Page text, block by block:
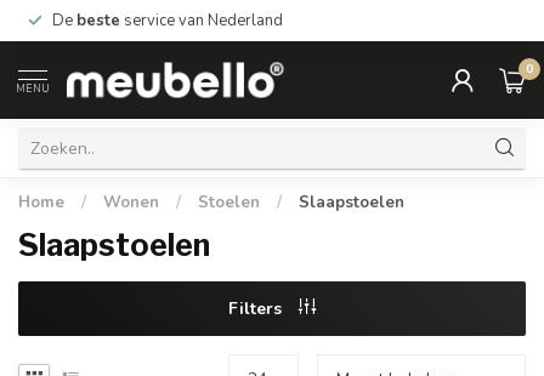
De beste service van Nederland
MENU
0
Home / Wonen / Stoelen / Slaapstoelen
Slaapstoelen
Filters